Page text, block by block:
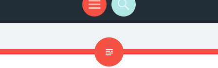
Menü
Suchen